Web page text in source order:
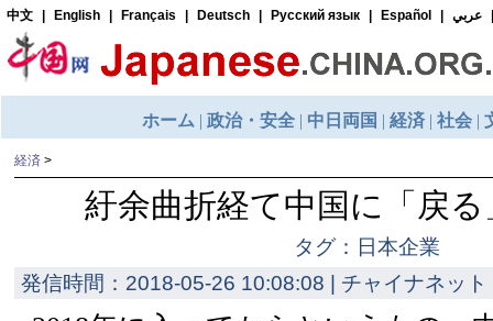
経済 >
紆余曲折経て中国に「戻
タグ：日本企業
発信時間：2018-05-26 10:08:08 | チャイナネッ